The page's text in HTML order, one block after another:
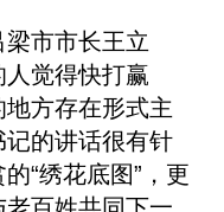
市市长王立
觉得快打赢
方存在形式主
记的讲话很有针
“绣花底图”，更